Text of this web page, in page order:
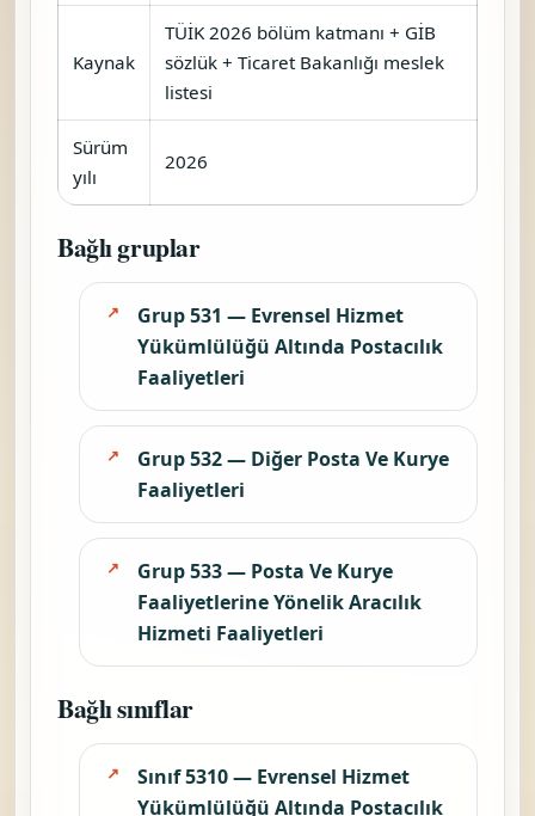
Kaynak
TÜİK 2026 bölüm katmanı + GİB
sözlük + Ticaret Bakanlığı meslek
listesi
Sürüm
yılı
2026
Bağlı gruplar
Grup 531 — Evrensel Hizmet
Yükümlülüğü Altında Postacılık
Faaliyetleri
Grup 532 — Diğer Posta Ve Kurye
Faaliyetleri
Grup 533 — Posta Ve Kurye
Faaliyetlerine Yönelik Aracılık
Hizmeti Faaliyetleri
Bağlı sınıflar
Sınıf 5310 — Evrensel Hizmet
Yükümlülüğü Altında Postacılık